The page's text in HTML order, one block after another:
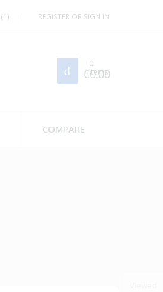
1 REGISTER OR SIGN IN
0
Items
€0.00
COMPARE